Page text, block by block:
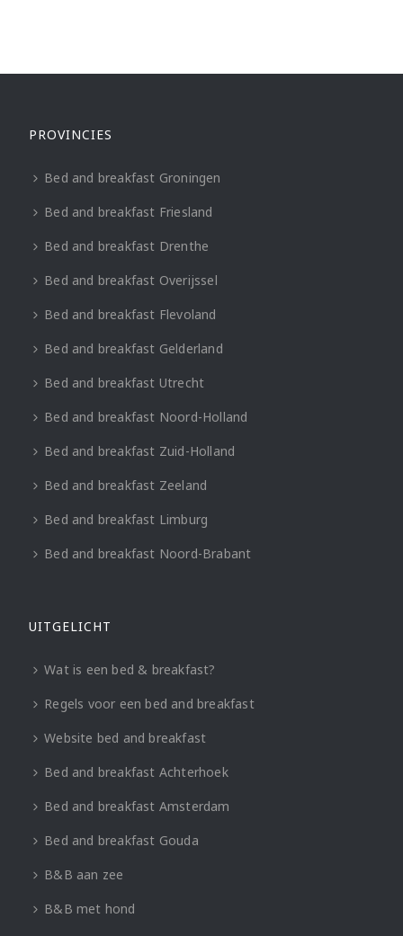
PROVINCIES
Bed and breakfast Groningen
Bed and breakfast Friesland
Bed and breakfast Drenthe
Bed and breakfast Overijssel
Bed and breakfast Flevoland
Bed and breakfast Gelderland
Bed and breakfast Utrecht
Bed and breakfast Noord-Holland
Bed and breakfast Zuid-Holland
Bed and breakfast Zeeland
Bed and breakfast Limburg
Bed and breakfast Noord-Brabant
UITGELICHT
Wat is een bed & breakfast?
Regels voor een bed and breakfast
Website bed and breakfast
Bed and breakfast Achterhoek
Bed and breakfast Amsterdam
Bed and breakfast Gouda
B&B aan zee
B&B met hond